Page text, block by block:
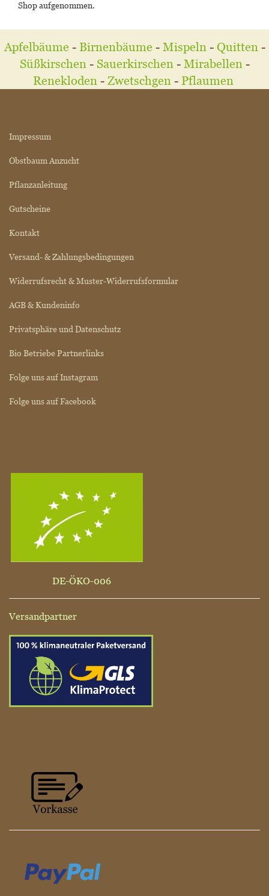
Shop aufgenommen.
Apfelbäume - Birnenbäume - Mispeln- Quitten-
Süßkirschen - Sauerkirschen- Mirabellen -
Renekloden- Zwetschgen - Pflaumen
Impressum
Obstbaum Anzucht
Pflanzanleitung
Gutscheine
Kontakt
Versand- & Zahlungsbedingungen
Widerrufsrecht & Muster-Widerrufsformular
AGB & Kundeninfo
Privatsphäre und Datenschutz
Bio Betriebe Partnerlinks
Folge uns auf Instagram
Folge uns auf Facebook
DE-ÖKO-006
Versandpartner